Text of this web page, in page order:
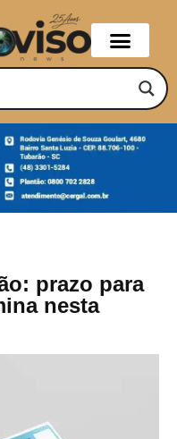
prazo para
nesta